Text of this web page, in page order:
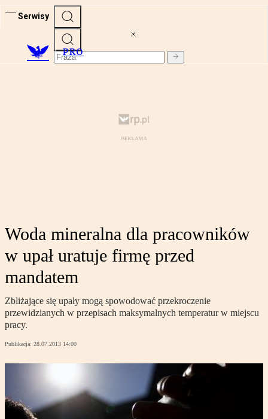
Serwisy
PRO
Woda mineralna dla pracowników
w upał uratuje firmę przed
mandatem
Zbliżające się upały mogą spowodować przekroczenie
przewidzianych w przepisach maksymalnych temperatur w miejscu
pracy.
Publikacja: 28.07.2013 14:00